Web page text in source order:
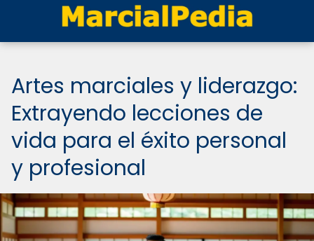
Artes marciales y liderazgo:
Extrayendo lecciones de
vida para el éxito personal
y profesional